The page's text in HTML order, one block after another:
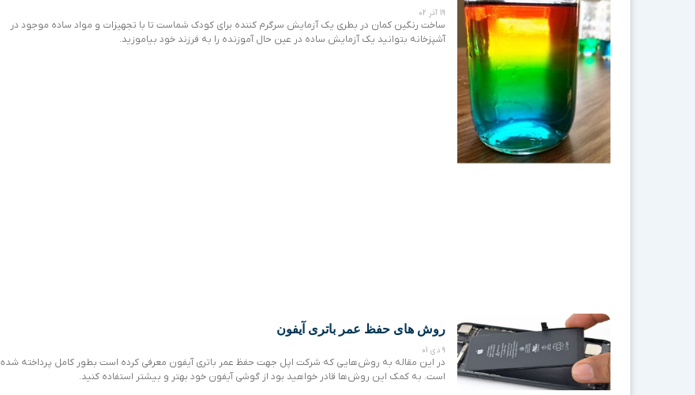
19 آذر 02
ساخت رنگین کمان در بطری یک آزمایش سرگرم کننده برای کودک شماست تا با تجهیزات و مواد ساده موجود در
آشپزخانه بتوانید یک آزمایش ساده در عین حال آموزنده را به فرزند خود بیاموزید.
روش های حفظ عمر باتری آیفون
9 دی 01
در این مقاله به روش‌هایی که شرکت اپل جهت حفظ عمر باتری آیفون معرفی کرده است بطور کامل پرداخته شده
است. به کمک این روش‌ها قادر خواهید بود از گوشی آیفون خود بهتر و بیشتر استفاده کنید.